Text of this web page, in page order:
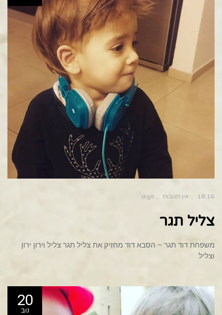
18:16 אין תגובות digit
צליל תגר
משפחת דוד תגר – הסבא דוד מחזיק את צליל תגר צליל וירון ירון
וצליל
20
נוב